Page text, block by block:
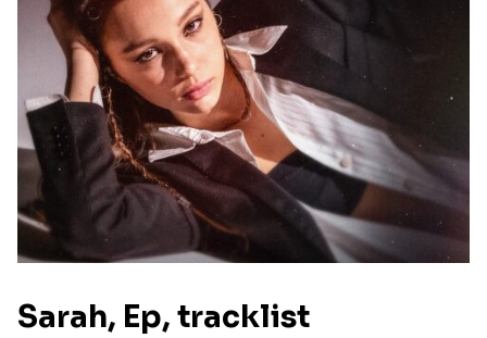
Sarah, Ep, tracklist